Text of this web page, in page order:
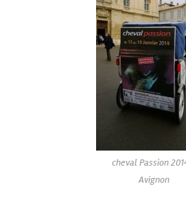
cheval Passion
Avignon